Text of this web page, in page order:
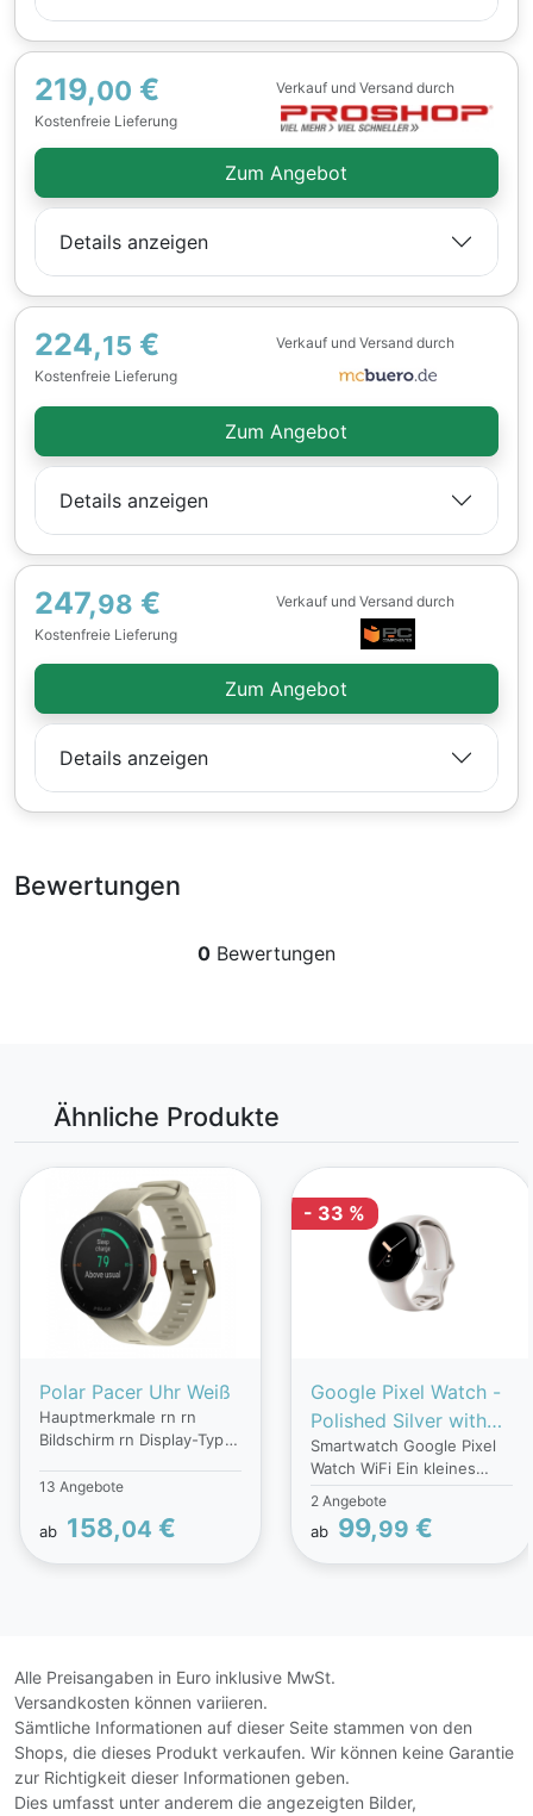
219,00 €
Kostenfreie Lieferung
Verkauf und Versand durch
Zum Angebot
Details anzeigen
224,15 €
Kostenfreie Lieferung
Verkauf und Versand durch
Zum Angebot
Details anzeigen
247,98 €
Kostenfreie Lieferung
Verkauf und Versand durch
Zum Angebot
Details anzeigen
Bewertungen
0 Bewertungen
Ähnliche Produkte
Polar Pacer Uhr Weiß
Hauptmerkmale rn rn
Bildschirm rn Display-Typ
Auflösung 240 x 240 Pixel
Bildschirmdiagonale 3,05
Hintergrundbeleuchtung
Ja rn rn Design rn
Marktpositionierung
Sportuhr rn Größe des
Uhrengehäuses 45 mm rn
Farbe des Uhrengehäuses
13 Angebote
ab 158,04 €
- 33 %
Google Pixel Watch -
Polished Silver with
Chalk Band
Smartwatch Google Pixel
Watch WiFi Ein kleines
Gerät mit großen
Funktionen, das ist die
Smartwatch Pixel Watch
WiFi von Google. Bis zu 24
erwartet Sie bei der
sonst noch Mit dem
eingebauten GPS-Modul
verlieren Sie zudem nie die
Orientierung. Die Google
Pixel Watch WiFi ist mit
2 Angebote
ab 99,99 €
Alle Preisangaben in Euro inklusive MwSt.
Versandkosten können variieren.
Sämtliche Informationen auf dieser Seite stammen von den
Shops, die dieses Produkt verkaufen. Wir können keine Garantie
zur Richtigkeit dieser Informationen geben.
Dies umfasst unter anderem die angezeigten Bilder,